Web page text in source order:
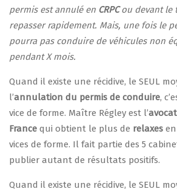
permis est annulé en CRPCou devant le
repasser rapidement. Mais, une fois le
pourra pas conduire de véhicules non
pendant X mois.
Quand il existe une récidive, le SEUL
l’annulation du permis de conduire,
vice de forme. Maître Régley est l’
France qui obtient le plus de relaxes en
vices de forme. Il fait partie des 5
publier autant de résultats positifs.
Quand il existe une récidive, le SEUL